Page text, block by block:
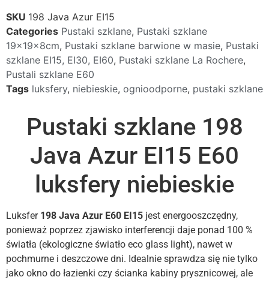
SKU 198 Java Azur EI15
Categories Pustaki szklane, Pustaki szklane
19x19x8cm, Pustaki szklane barwione w masie, Pustaki
szklane EI15, EI30, EI60, Pustaki szklane La Rochere,
Pustali szklane E60
Tags luksfery, niebieskie, ognioodporne, pustaki szklane
Pustaki szklane 198
Java Azur EI15 E60
luksfery niebieskie
Luksfer 198 Java Azur E60 EI15 jest energooszczędny,
ponieważ poprzez zjawisko interferencji daje ponad 100 %
światła (ekologiczne światło eco glass light), nawet w
pochmurne i deszczowe dni. Idealnie sprawdza się nie tylko
jako okno do łazienki czy ścianka kabiny prysznicowej, ale